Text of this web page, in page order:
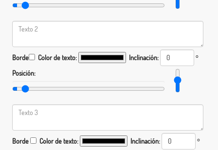
Borde Color de texto: Inclinación:
°
Posición:
Borde Color de texto: Inclinación:
°